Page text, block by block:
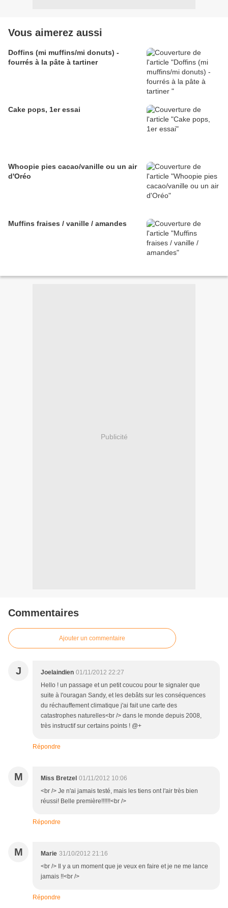
Vous aimerez aussi
Doffins (mi muffins/mi donuts) -
fourrés à la pâte à tartiner
Cake pops, 1er essai
Whoopie pies cacao/vanille ou un air
d'Oréo
Muffins fraises / vanille / amandes
Publicité
Commentaires
Ajouter un commentaire
J Joelaindien 01/11/2012 22:27
Hello ! un passage et un petit coucou pour te signaler que
suite à l'ouragan Sandy, et les debâts sur les conséquences
du réchauffement climatique j'ai fait une carte des
catastrophes naturelles<br /> dans le monde depuis 2008,
très instructif sur certains points ! @+
Répondre
M Miss Bretzel 01/11/2012 10:06
<br /> Je n'ai jamais testé, mais les tiens ont l'air très bien
réussi! Belle première!!!!!!<br />
Répondre
M Marie 31/10/2012 21:16
<br /> Il y a un moment que je veux en faire et je ne me lance
jamais !!<br />
Répondre